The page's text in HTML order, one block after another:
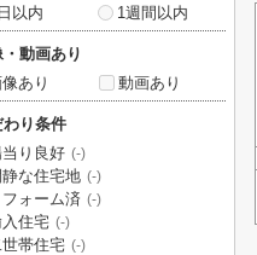
以内
1週間以内
動画あり
あり
動画あり
わり条件
当り良好 (-)
静な住宅地 (-)
フォーム済 (-)
住宅 (-)
帯住宅 (-)